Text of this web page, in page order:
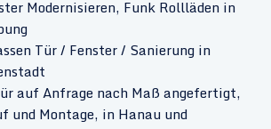
Modernisieren, Funk Rollläden in
Tür / Fenster / Sanierung in
auf Anfrage nach Maß angefertigt,
und Montage, in Hanau und